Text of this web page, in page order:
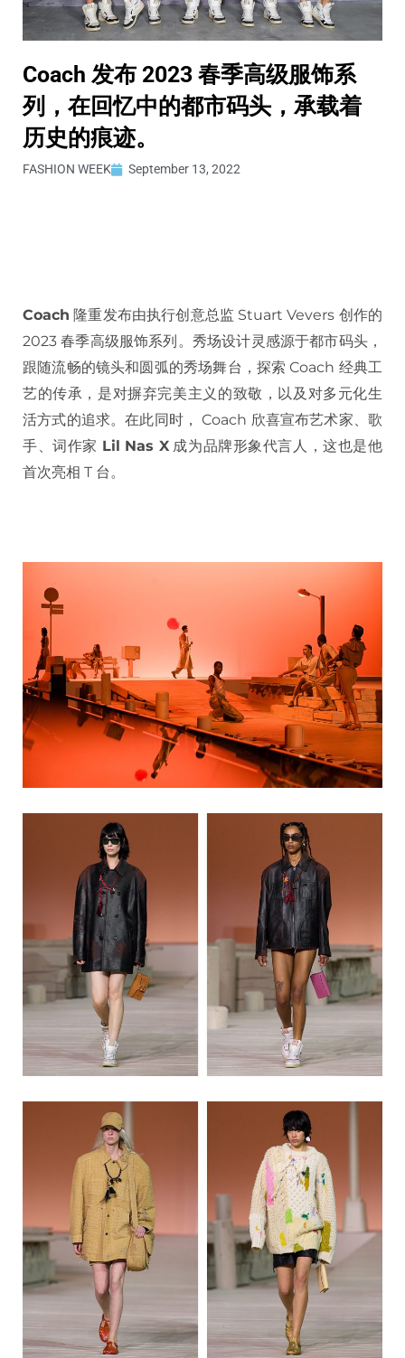
Coach 发布 2023 春季高级服饰系
列，在回忆中的都市码头，承载着
历史的痕迹。
FASHION WEEK September 13, 2022
Coach 隆重发布由执行创意总监 Stuart Vevers 创作的
2023 春季高级服饰系列。秀场设计灵感源于都市码头，
跟随流畅的镜头和圆弧的秀场舞台，探索 Coach 经典工
艺的传承，是对摒弃完美主义的致敬，以及对多元化生
活方式的追求。在此同时， Coach 欣喜宣布艺术家、歌
手、词作家 Lil Nas X成为品牌形象代言人，这也是他
首次亮相 T 台。